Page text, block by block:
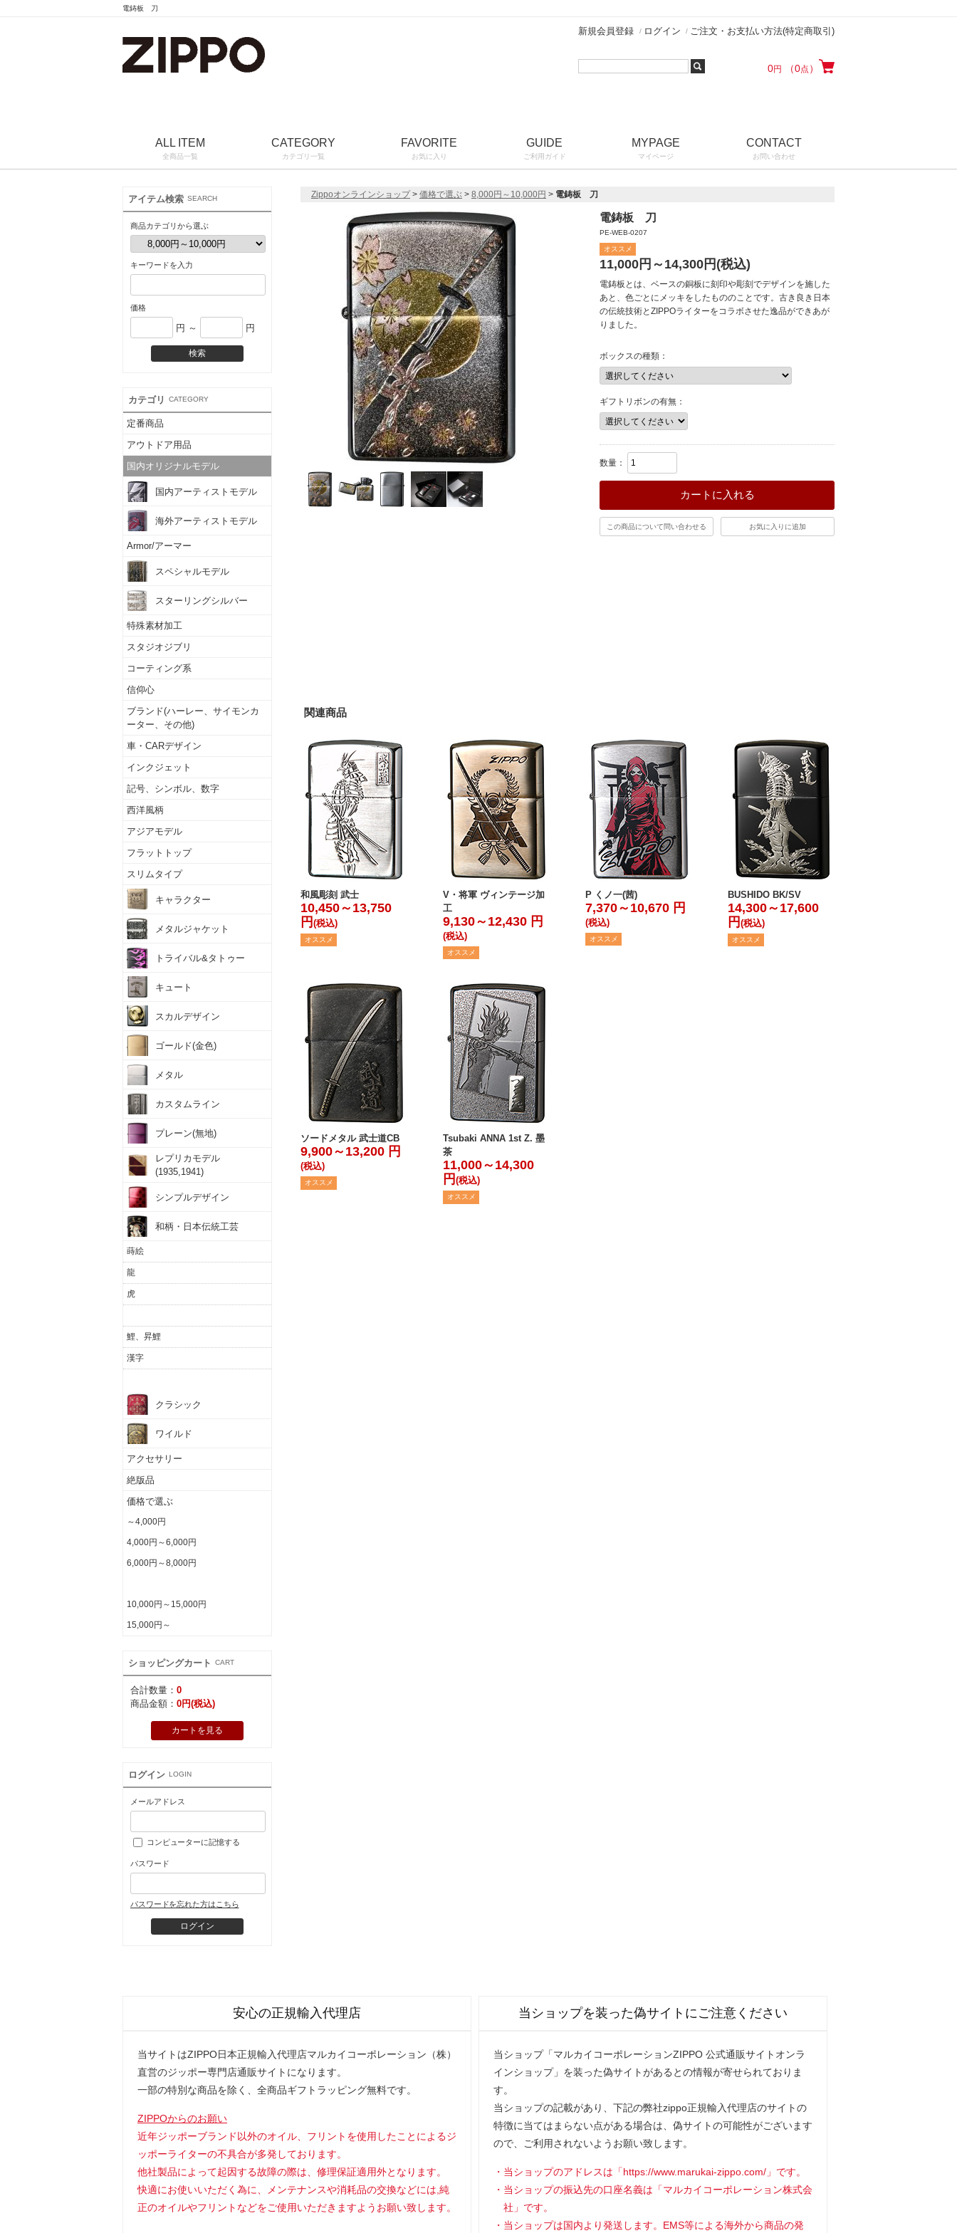
電鋳板 刀
新規会員登録 ログイン ご注文・お支払い方法(特定商取引)
0円 （0点 ）
ALL ITEM
全商品一覧
CATEGORY
カテゴリ一覧
FAVORITE
お気に入り
GUIDE
ご利用ガイド
MYPAGE
マイページ
CONTACT
お問い合わせ
アイテム検索 SEARCH
商品カテゴリから選ぶ
キーワードを入力
価格
円 ～ 円
カテゴリ CATEGORY
定番商品
アウトドア用品
国内オリジナルモデル
国内アーティストモデル
海外アーティストモデル
Armor/アーマー
スペシャルモデル
スターリングシルバー
特殊素材加工
スタジオジブリ
コーティング系
信仰心
ブランド(ハーレー、サイモンカ
ーター、その他)
車・CARデザイン
インクジェット
記号、シンボル、数字
西洋風柄
アジアモデル
フラットトップ
スリムタイプ
キャラクター
メタルジャケット
トライバル&タトゥー
キュート
スカルデザイン
ゴールド(金色)
メタル
カスタムライン
プレーン(無地)
レプリカモデル
(1935,1941)
シンプルデザイン
和柄・日本伝統工芸
蒔絵
龍
虎
鯉、昇鯉
漢字
クラシック
ワイルド
アクセサリー
絶版品
価格で選ぶ
～4,000円
4,000円～6,000円
6,000円～8,000円
10,000円～15,000円
15,000円～
ショッピングカート CART
合計数量： 0
商品金額： 0円(税込)
カートを見る
ログイン LOGIN
メールアドレス
コンピューターに記憶する
パスワード
パスワードを忘れた方はこちら
Zippoオンラインショップ> 価格で選ぶ > 8,000円～10,000円 > 電鋳板 刀
電鋳板 刀
PE-WEB-0207
オススメ
11,000円～14,300円(税込)
電鋳板とは、ベースの銅板に刻印や彫刻でデザインを施した
あと、色ごとにメッキをしたもののことです。古き良き日本
の伝統技術とZIPPOライターをコラボさせた逸品ができあが
りました。
ボックスの種類：
ギフトリボンの有無：
数量：
カートに入れる
この商品について問い合わせる お気に入りに追加
関連商品
和風彫刻 武士
10,450～13,750
円 (税込)
オススメ
V・将軍 ヴィンテージ加
工
9,130～12,430 円
(税込)
オススメ
P くノ一(茜)
7,370～10,670 円
(税込)
オススメ
BUSHIDO BK/SV
14,300～17,600
円 (税込)
オススメ
ソードメタル 武士道CB
9,900～13,200 円
(税込)
オススメ
Tsubaki ANNA 1st Z. 墨
茶
11,000～14,300
円 (税込)
オススメ
安心の正規輸入代理店
当サイトはZIPPO日本正規輸入代理店マルカイコーポレーション（株）
直営のジッポー専門店通販サイトになります。
一部の特別な商品を除く、全商品ギフトラッピング無料です。
ZIPPOからのお願い
近年ジッポーブランド以外のオイル、フリントを使用したことによるジ
ッポーライターの不具合が多発しております。
他社製品によって起因する故障の際は、修理保証適用外となります。
快適にお使いいただく為に、メンテナンスや消耗品の交換などには,純
正のオイルやフリントなどをご使用いただきますようお願い致します。
当ショップを装った偽サイトにご注意ください
当ショップ「マルカイコーポレーションZIPPO 公式通販サイトオンラ
インショップ」を装った偽サイトがあるとの情報が寄せられておりま
す。
当ショップの記載があり、下記の弊社zippo正規輸入代理店のサイトの
特徴に当てはまらない点がある場合は、偽サイトの可能性がございます
ので、ご利用されないようお願い致します。
当ショップのアドレスは「https://www.marukai-zippo.com/」です。
当ショップの振込先の口座名義は「マルカイコーポレーション株式会
社」です。
当ショップは国内より発送します。EMS等による海外から商品の発